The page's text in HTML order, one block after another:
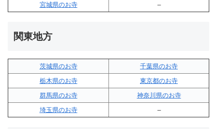
宮城県のお寺
–
関東地方
茨城県のお寺
千葉県のお寺
栃木県のお寺
東京都のお寺
群馬県のお寺
神奈川県のお寺
埼玉県のお寺
–